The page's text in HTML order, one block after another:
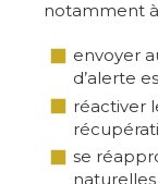
notamment
envoyer
d’alerte
réactiver
se